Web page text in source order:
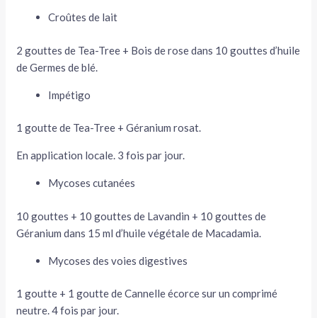
Croûtes de lait
2 gouttes de Tea-Tree + Bois de rose dans 10 gouttes d’huile
de Germes de blé.
Impétigo
1 goutte de Tea-Tree + Géranium rosat.
En application locale. 3 fois par jour.
Mycoses cutanées
10 gouttes + 10 gouttes de Lavandin + 10 gouttes de
Géranium dans 15 ml d’huile végétale de Macadamia.
Mycoses des voies digestives
1 goutte + 1 goutte de Cannelle écorce sur un comprimé
neutre. 4 fois par jour.